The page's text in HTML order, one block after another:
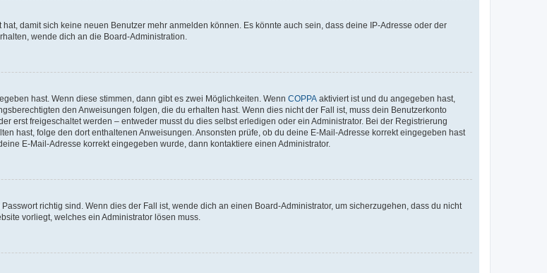
damit sich keine neuen Benutzer mehr anmelden können. Es könnte auch sein, dass deine IP-Adresse oder der
wende dich an die Board-Administration.
hast. Wenn diese stimmen, dann gibt es zwei Möglichkeiten. Wenn COPPA aktiviert ist und du angegeben hast,
den Anweisungen folgen, die du erhalten hast. Wenn dies nicht der Fall ist, muss dein Benutzerkonto
erst freigeschaltet werden – entweder musst du dies selbst erledigen oder ein Administrator. Bei der Registrierung
hast, folge den dort enthaltenen Anweisungen. Ansonsten prüfe, ob du deine E-Mail-Adresse korrekt eingegeben hast
E-Mail-Adresse korrekt eingegeben wurde, dann kontaktiere einen Administrator.
richtig sind. Wenn dies der Fall ist, wende dich an einen Board-Administrator, um sicherzugehen, dass du nicht
vorliegt, welches ein Administrator lösen muss.